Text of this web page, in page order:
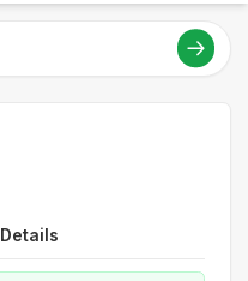
Details